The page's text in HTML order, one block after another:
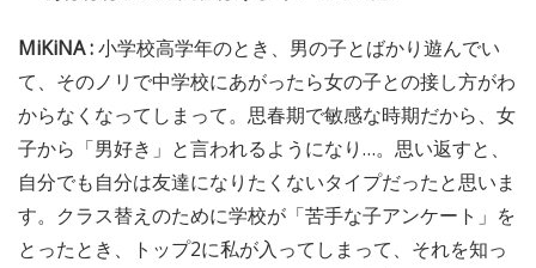
MiKiNA :小学校高学年のとき、男の子とばかり遊んでい
て、そのノリで中学校にあがったら女の子との接し方がわ
からなくなってしまって。思春期で敏感な時期だから、女
子から「男好き」と言われるようになり…。思い返すと、
自分でも自分は友達になりたくないタイプだったと思いま
す。クラス替えのために学校が「苦手な子アンケート」を
とったとき、トップ2に私が入ってしまって、それを知っ